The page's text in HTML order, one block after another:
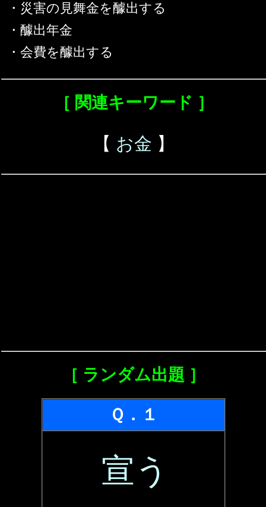
・災害の見舞金を醵出する
・醵出年金
・会費を醵出する
［ 関連キーワード ］
【 お金 】
［ ランダム出題 ］
Ｑ．１
宣う